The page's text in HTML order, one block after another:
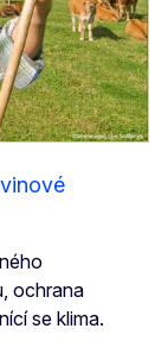
ochrana
se klima.